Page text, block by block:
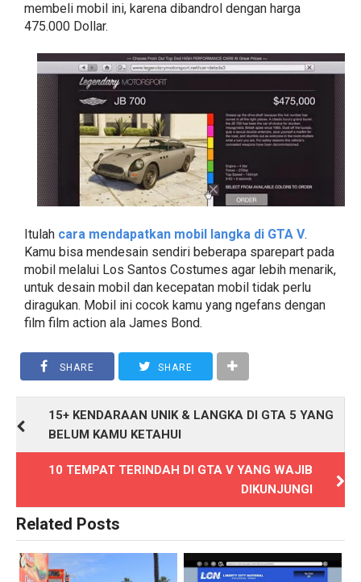
membeli mobil ini, karena dibandrol dengan harga
475.000 Dollar.
Itulah cara mendapatkan mobil langka di GTA V.
Kamu bisa mendesain sendiri beberapa sparepart pada
mobil melalui Los Santos Costumes agar lebih menarik,
untuk desain mobil dan kecepatan mobil tidak perlu
diragukan. Mobil ini cocok kamu yang ngefans dengan
film film action ala James Bond.
SHARE SHARE
15+ KENDARAAN UNIK & LANGKA DI GTA 5 YANG
BELUM KAMU KETAHUI
10 TEMPAT TERINDAH DI GTA V YANG WAJIB
DIKUNJUNGI
Related Posts